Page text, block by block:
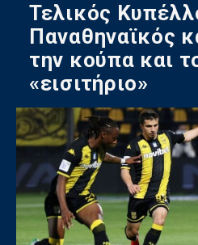
Τελικός
Παναθηναϊκός
την κούπα και
«εισιτήριο»